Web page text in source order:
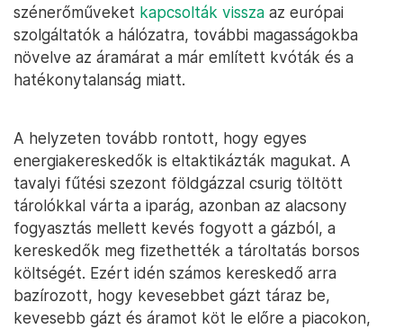
szénerőműveket kapcsolták vissza az európai
szolgáltatók a hálózatra, további magasságokba
növelve az áramárat a már említett kvóták és a
hatékonytalanság miatt.
A helyzeten tovább rontott, hogy egyes
energiakereskedők is eltaktikázták magukat. A
tavalyi fűtési szezont földgázzal csurig töltött
tárolókkal várta a iparág, azonban az alacsony
fogyasztás mellett kevés fogyott a gázból, a
kereskedők meg fizethették a tároltatás borsos
költségét. Ezért idén számos kereskedő arra
bazírozott, hogy kevesebbet gázt táraz be,
kevesebb gázt és áramot köt le előre a piacokon,